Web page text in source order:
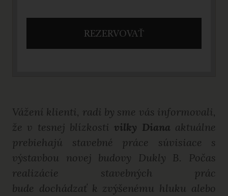
REZERVOVAŤ
Vážení klienti, radi by sme vás informovali,
že v tesnej blízkostivilky Diana aktuálne
prebiehajú stavebné práce súvisiace s
výstavbou novej budovy Dukly B. Počas
realizácie stavebných prác
bude dochádzať k zvýšenému hluku alebo